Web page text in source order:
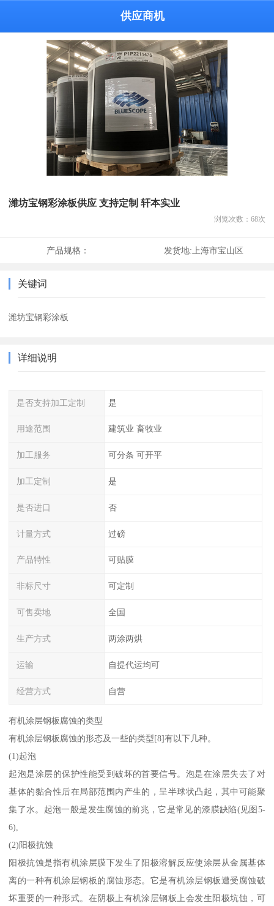
供应商机
潍坊宝钢彩涂板供应 支持定制 轩本实业
浏览次数： 68次
产品规格： 发货地:上海市宝山区
关键词
潍坊宝钢彩涂板
详细说明
是否支持加工定制 是
用途范围 建筑业 畜牧业
加工服务 可分条 可开平
加工定制 是
是否进口 否
计量方式 过磅
产品特性 可贴膜
非标尺寸 可定制
可售卖地 全国
生产方式 两涂两烘
运输 自提代运均可
经营方式 自营
有机涂层钢板腐蚀的类型
有机涂层钢板腐蚀的形态及一些的类型[8]有以下几种。
(1)起泡
起泡是涂层的保护性能受到破坏的首要信号。泡是在涂层失去了对
基体的黏合性后在局部范围内产生的，呈半球状凸起，其中可能聚
集了水。起泡一般是发生腐蚀的前兆，它是常见的漆膜缺陷(见图5-
6),
(2)阳极抗蚀
阳极抗蚀是指有机涂层膜下发生了阳极溶解反应使涂层从金属基体
离的一种有机涂层钢板的腐蚀形态。它是有机涂层钢板遭受腐蚀破
坏重要的一种形式。在阴极上有机涂层钢板上会发生阳极坑蚀，可